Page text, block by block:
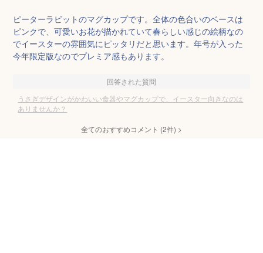
ピーターラビットのマグカップです。全体の色合いのベースは
ピンクで、可愛いお花が描かれていて春らしい感じの絵柄なの
でイースターの雰囲気にピッタリだと思います。年号が入った
今年限定版なのでプレミア感もあります。
回答された質問
うさぎデザインがかわいい食器やマグカップで、イースター向きなのは
ありませんか？
全てのおすすめコメント (2件) >